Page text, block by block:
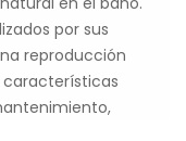
por sus
reproducción